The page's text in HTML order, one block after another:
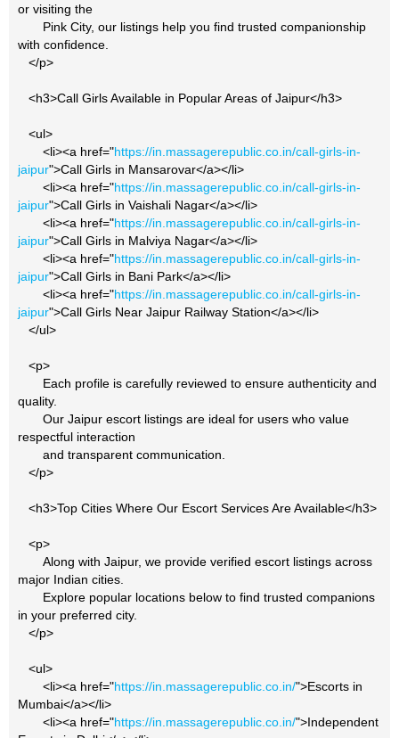
or visiting the
Pink City, our listings help you find trusted companionship
with confidence.
</p>
<h3>Call Girls Available in Popular Areas of Jaipur</h3>
<ul>
<li><a href="https://in.massagerepublic.co.in/call-girls-in-
jaipur">Call Girls in Mansarovar</a></li>
<li><a href="https://in.massagerepublic.co.in/call-girls-in-
jaipur">Call Girls in Vaishali Nagar</a></li>
<li><a href="https://in.massagerepublic.co.in/call-girls-in-
jaipur">Call Girls in Malviya Nagar</a></li>
<li><a href="https://in.massagerepublic.co.in/call-girls-in-
jaipur">Call Girls in Bani Park</a></li>
<li><a href="https://in.massagerepublic.co.in/call-girls-in-
jaipur">Call Girls Near Jaipur Railway Station</a></li>
</ul>
<p>
Each profile is carefully reviewed to ensure authenticity and
quality.
Our Jaipur escort listings are ideal for users who value
respectful interaction
and transparent communication.
</p>
<h3>Top Cities Where Our Escort Services Are Available</h3>
<p>
Along with Jaipur, we provide verified escort listings across
major Indian cities.
Explore popular locations below to find trusted companions
in your preferred city.
</p>
<ul>
<li><a href="https://in.massagerepublic.co.in/">Escorts in
Mumbai</a></li>
<li><a href="https://in.massagerepublic.co.in/">Independent